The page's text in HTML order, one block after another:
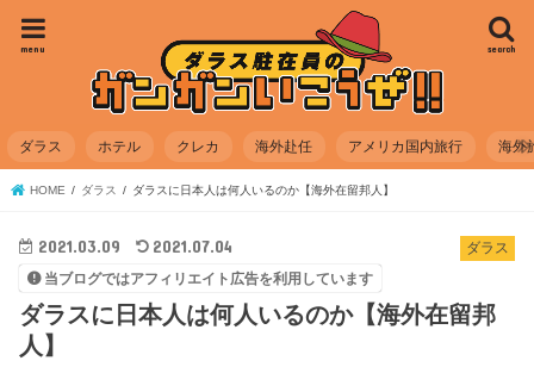
search
menu
ダラス ホテル クレカ 海外赴任 アメリカ国内旅行 海外
HOME ダラス ダラスに日本人は何人いるのか【海外在留邦人】
ダラス
2021.03.09 2021.07.04
当ブログではアフィリエイト広告を利用しています
ダラスに日本人は何人いるのか【海外在留邦
人】